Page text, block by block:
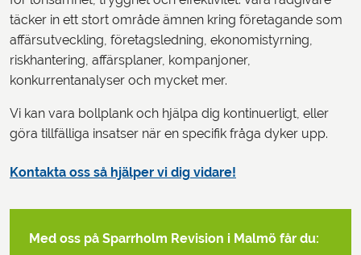
täcker in ett stort område ämnen kring företagande som
affärsutveckling, företagsledning, ekonomistyrning,
riskhantering, affärsplaner, kompanjoner,
konkurrentanalyser och mycket mer.
Vi kan vara bollplank och hjälpa dig kontinuerligt, eller
göra tillfälliga insatser när en specifik fråga dyker upp.
Kontakta oss så hjälper vi dig vidare!
Med oss på Sparrholm Revision i Malmö får du: